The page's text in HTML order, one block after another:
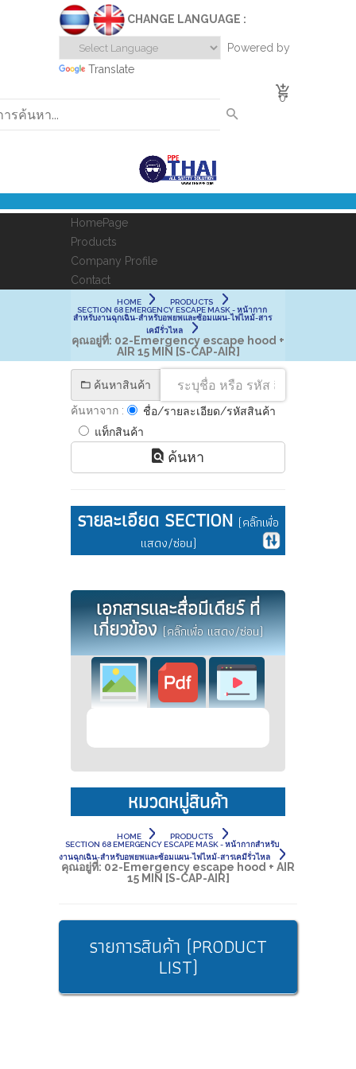
CHANGE LANGUAGE :
Powered by
Translate
0
HomePage
Products
Company Profile
Contact
HOME
PRODUCTS
SECTION 68 EMERGENCY ESCAPE MASK - หน้ากาก
สำหรับงานฉุกเฉิน-สำหรับอพยพและซ้อมแผน-ไฟไหม้-สาร
เคมีรั่วไหล
คุณอยู่ที่: 02-Emergency escape hood +
AIR 15 MIN [S-CAP-AIR]
ค้นหาสินค้า
ค้นหาจาก :
ชื่อ/รายละเอียด/รหัสสินค้า
แท็กสินค้า
ค้นหา
รายละเอียด SECTION (คลิ๊กเพื่อ
แสดง/ซ่อน)
เอกสารและสื่อมีเดียร์ ที่
เกี่ยวข้อง(คลิ๊กเพื่อ แสดง/ซ่อน)
หมวดหมู่สินค้า
HOME
PRODUCTS
SECTION 68 EMERGENCY ESCAPE MASK - หน้ากากสำหรับ
งานฉุกเฉิน-สำหรับอพยพและซ้อมแผน-ไฟไหม้-สารเคมีรั่วไหล
คุณอยู่ที่: 02-Emergency escape hood + AIR
15 MIN [S-CAP-AIR]
รายการสินค้า (PRODUCT
LIST)